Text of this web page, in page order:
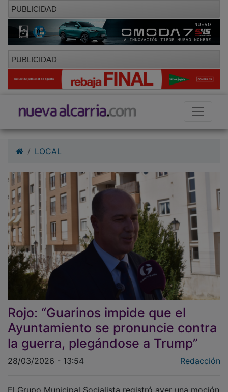
PUBLICIDAD
PUBLICIDAD
Rojo: “Guarinos impide que el
Ayuntamiento se pronuncie contra
la guerra, plegándose a Trump”
28/03/2026 - 13:54 Redacción